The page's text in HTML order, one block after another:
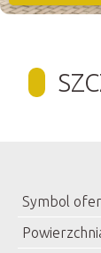
Symbol